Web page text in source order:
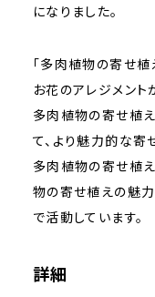
になりました。
「多肉植物の寄せ植
お花のアレジメント
多肉植物の寄せ植え
て、より魅力的な寄
多肉植物の寄せ植
物の寄せ植えの魅
で活動しています。
詳細